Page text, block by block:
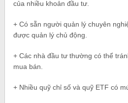
của nhiều khoản đầu tư.
+ Có sẵn người quản lý chuyên
được quản lý chủ động.
+ Các nhà đầu tư thường có thể
mua bán.
+ Nhiều quỹ chỉ số và quỹ ETF có